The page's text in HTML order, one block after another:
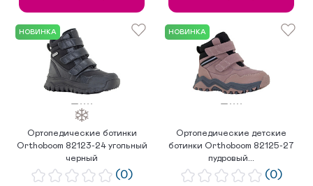
НОВИНКА
Ортопедические ботинки
Orthoboom 82123-24 угольный
черный
(0)
НОВИНКА
Ортопедические детские
ботинки Orthoboom 82125-27
пудровый...
(0)